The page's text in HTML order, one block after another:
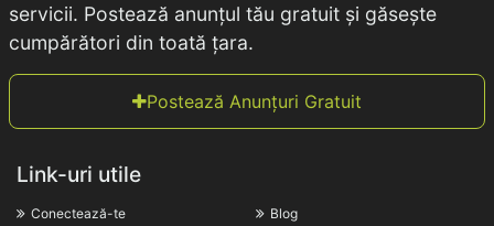
servicii. Postează anunțul tău gratuit și găsește
cumpărători din toată țara.
Postează Anunțuri Gratuit
Link-uri utile
Conectează-te Blog